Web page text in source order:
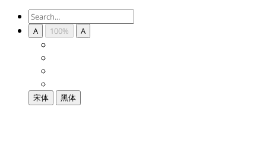
A 100% A
宋体 黑体